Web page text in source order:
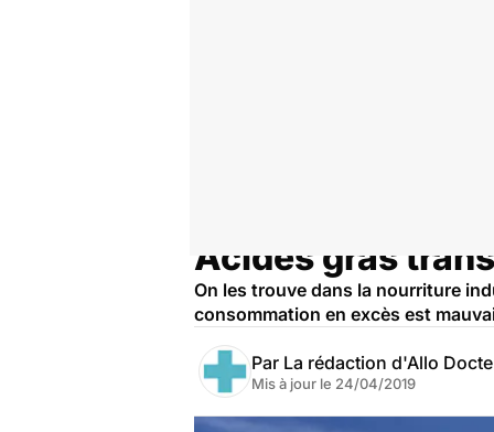
Acides gras
On les trouve dans la nourriture
consommation en excès est
Par La rédaction d'Allo
Mis à jour le 24/04/2019